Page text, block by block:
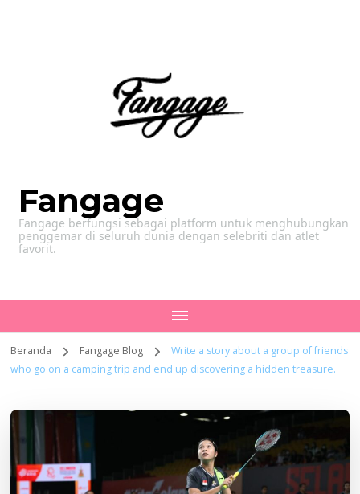
Fangage
Fangage berfungsi sebagai platform untuk menghubungkan
penggemar di seluruh dunia dengan selebriti dan atlet
favorit.
Beranda Fangage Blog
Write a story about a group of friends
who go on a camping trip and end up discovering a hidden treasure.